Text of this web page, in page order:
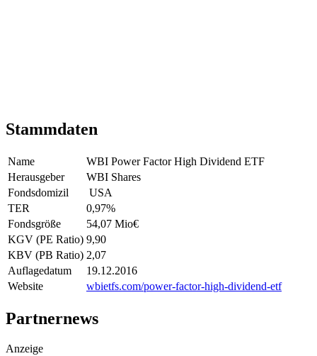
Stammdaten
Name
WBI Power Factor High Dividend ETF
Herausgeber
WBI Shares
Fondsdomizil
USA
TER
0,97%
Fondsgröße
54,07 Mio€
KGV (PE Ratio) 9,90
KBV (PB Ratio) 2,07
Auflagedatum
19.12.2016
Website
wbietfs.com/power-factor-high-dividend-etf
Partnernews
Anzeige